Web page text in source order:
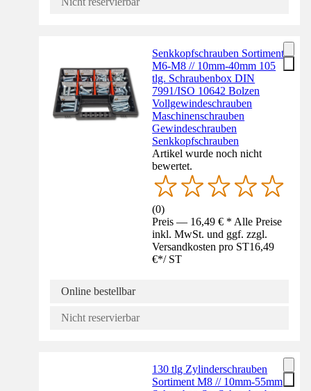
Senkkopfschrauben Sortiment
M6-M8 // 10mm-40mm 105
tlg. Schraubenbox DIN
7991/ISO 10642 Bolzen
Vollgewindeschrauben
Maschinenschrauben
Gewindeschrauben
Senkkopfschrauben
Artikel wurde noch nicht
bewertet.
(0)
Preis — 16,49 € * Alle Preise
inkl. MwSt. und ggf. zzgl.
Versandkosten pro ST16,49
€*/ ST
Online bestellbar
Nicht reservierbar
130 tlg Zylinderschrauben
Sortiment M8 // 10mm-55mm